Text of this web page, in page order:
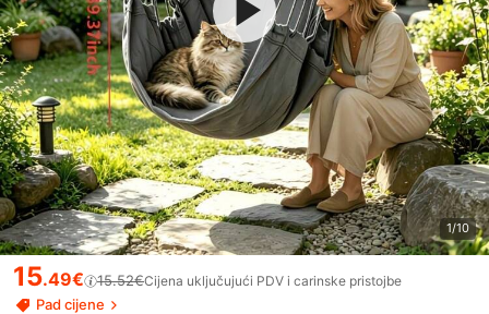
1/10
15.49€ 15.52€Cijena uključujući PDV i carinske pristojbe
Pad cijene